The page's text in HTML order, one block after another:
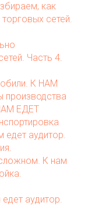
как
сетей.
Часть 4.
К НАМ
ЕДЕТ
едет аудитор.
К нам
аудитор.